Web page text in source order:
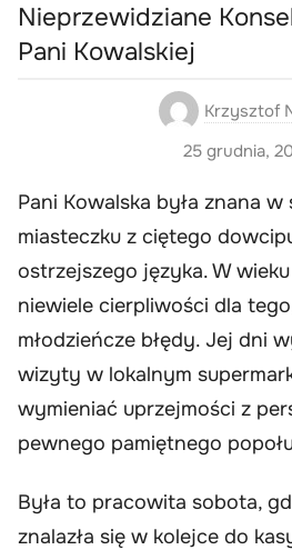
Nieprzewidziane
Pani Kowalskiej
Krzysztof
25 grudnia,
Pani Kowalska była znana w
miasteczku z ciętego
ostrzejszego języka. W wieku
niewiele cierpliwości dla
młodzieńcze błędy. Jej dni
wizyty w lokalnym
wymieniać uprzejmości z
pewnego pamiętnego
Była to pracowita sobota,
znalazła się w kolejce do